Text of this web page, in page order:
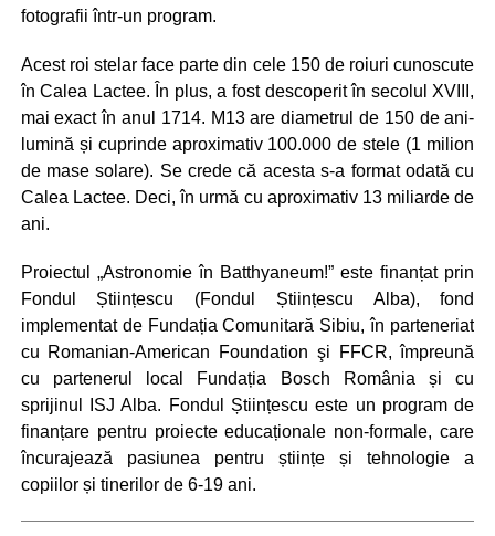
fotografii într-un program.
Acest roi stelar face parte din cele 150 de roiuri cunoscute
în Calea Lactee. În plus, a fost descoperit în secolul XVIII,
mai exact în anul 1714. M13 are diametrul de 150 de ani-
lumină și cuprinde aproximativ 100.000 de stele (1 milion
de mase solare). Se crede că acesta s-a format odată cu
Calea Lactee. Deci, în urmă cu aproximativ 13 miliarde de
ani.
Proiectul „Astronomie în Batthyaneum!” este finanțat prin
Fondul Științescu (Fondul Științescu Alba), fond
implementat de Fundația Comunitară Sibiu, în parteneriat
cu Romanian-American Foundation şi FFCR, împreună
cu partenerul local Fundația Bosch România și cu
sprijinul ISJ Alba. Fondul Științescu este un program de
finanțare pentru proiecte educaționale non-formale, care
încurajează pasiunea pentru științe și tehnologie a
copiilor și tinerilor de 6-19 ani.